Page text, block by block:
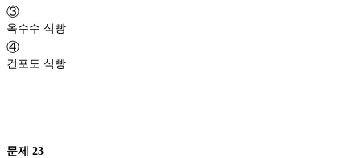
③
옥수수 식빵
④
건포도 식빵
문제 23